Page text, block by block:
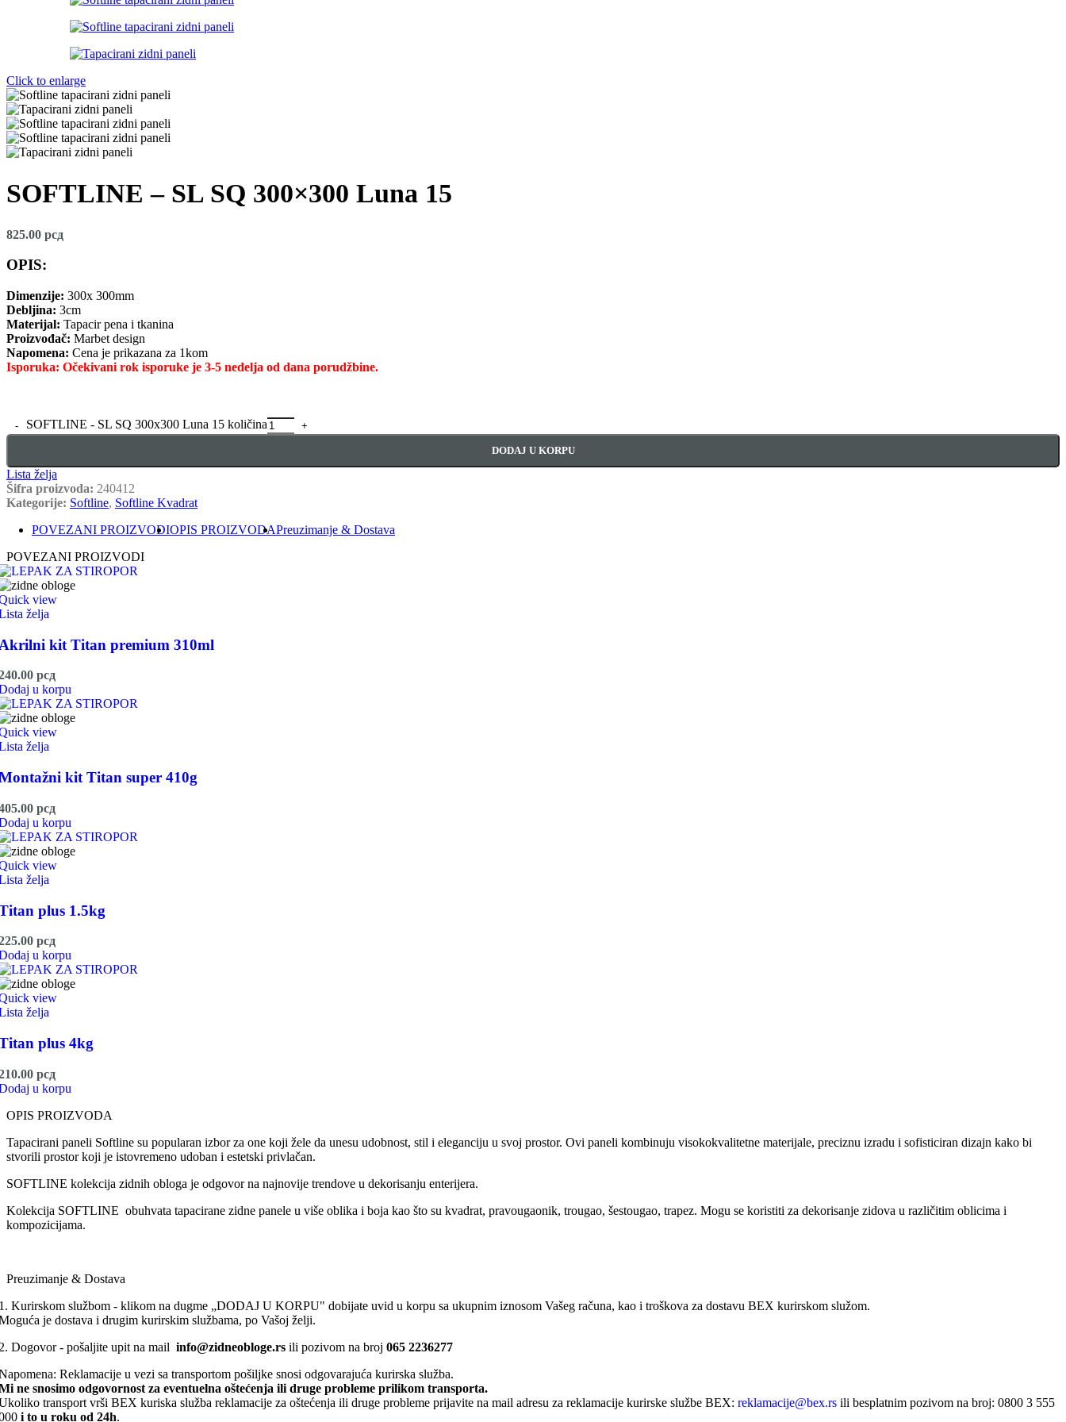
Click to enlarge
SOFTLINE – SL SQ 300×300 Luna 15
825.00 рсд
OPIS:
Dimenzije: 300x 300mm
Debljina: 3cm
Materijal: Tapacir pena i tkanina
Proizvođač: Marbet design
Napomena: Cena je prikazana za 1kom
Isporuka: Očekivani rok isporuke je 3-5 nedelja od dana porudžbine.
SOFTLINE - SL SQ 300x300 Luna 15 količina
DODAJ U KORPU
Lista želja
Šifra proizvoda: 240412
Kategorije: Softline, Softline Kvadrat
POVEZANI PROIZVODIOPIS PROIZVODAPreuzimanje & Dostava
POVEZANI PROIZVODI
view
želja
kit Titan premium 310ml
рсд
u korpu
view
želja
kit Titan super 410g
рсд
u korpu
view
želja
plus 1.5kg
рсд
u korpu
view
želja
plus 4kg
рсд
u korpu
OPIS PROIZVODA
Tapacirani paneli Softline su popularan izbor za one koji žele da unesu udobnost, stil i eleganciju u svoj prostor. Ovi paneli kombinuju visokokvalitetne materijale, preciznu izradu i sofisticiran dizajn kako bi
stvorili prostor koji je istovremeno udoban i estetski privlačan.
SOFTLINE kolekcija zidnih obloga je odgovor na najnovije trendove u dekorisanju enterijera.
Kolekcija SOFTLINE obuhvata tapacirane zidne panele u više oblika i boja kao što su kvadrat, pravougaonik, trougao, šestougao, trapez. Mogu se koristiti za dekorisanje zidova u različitim oblicima i
kompozicijama.
Preuzimanje & Dostava
Kurirskom službom - klikom na dugme „DODAJ U KORPU" dobijate uvid u korpu sa ukupnim iznosom Vašeg računa, kao i troškova za dostavu BEX kurirskom služom.
je dostava i drugim kurirskim službama, po Vašoj želji.
Dogovor - pošaljite upit na mail info@zidneobloge.rs ili pozivom na broj 065 2236277
Reklamacije u vezi sa transportom pošiljke snosi odgovarajuća kurirska služba.
ne snosimo odgovornost za eventuelna oštećenja ili druge probleme prilikom transporta.
transport vrši BEX kuriska služba reklamacije za oštećenja ili druge probleme prijavite na mail adresu za reklamacije kurirske službe BEX: reklamacije@bex.rs ili besplatnim pozivom na broj: 0800 3 555
i to u roku od 24h.